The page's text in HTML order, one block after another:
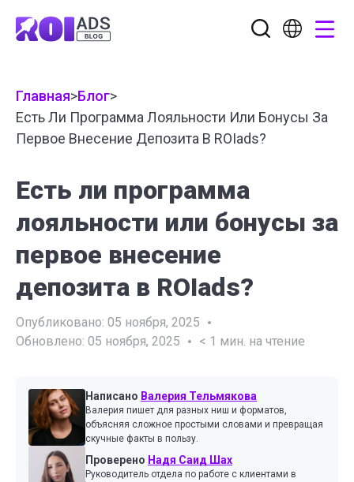
Главная>Блог>
Есть Ли Программа Лояльности Или Бонусы За
Первое Внесение Депозита В ROIads?
Есть ли программа
лояльности или бонусы за
первое внесение
депозита в ROIads?
Опубликовано: 05 ноября, 2025
Обновлено: 05 ноября, 2025 < 1 мин. на чтение
Написано Валерия Тельмякова
Валерия пишет для разных ниш и форматов,
объясняя сложное простыми словами и превращая
скучные факты в пользу.
Проверено Надя Саид Шах
Руководитель отдела по работе с клиентами в